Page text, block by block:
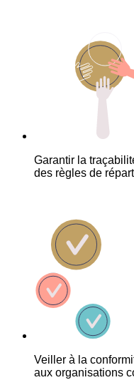
Garantir la
des règles de
Veiller à la
aux organisations